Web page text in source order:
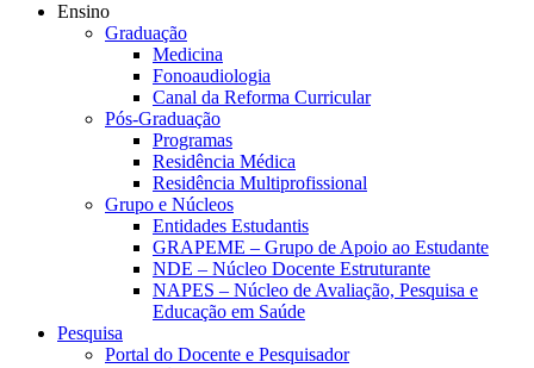
Ensino
Graduação
Medicina
Fonoaudiologia
Canal da Reforma Curricular
Pós-Graduação
Programas
Residência Médica
Residência Multiprofissional
Grupo e Núcleos
Entidades Estudantis
GRAPEME – Grupo de Apoio ao Estudante
NDE – Núcleo Docente Estruturante
NAPES – Núcleo de Avaliação, Pesquisa e
Educação em Saúde
Pesquisa
Portal do Docente e Pesquisador